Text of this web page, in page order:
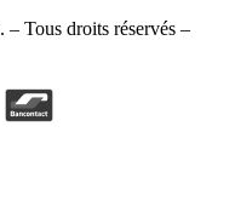
. – Tous droits réservés –